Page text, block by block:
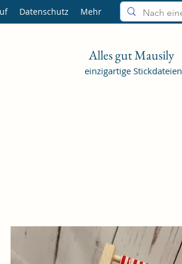
Alles gut Mausily
einzigartige Stickdateien
Datenschutz Mehr